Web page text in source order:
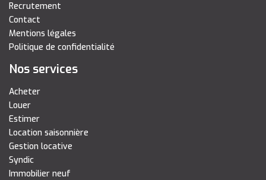
Recrutement
Contact
Mentions légales
Politique de confidentialité
Nos services
Acheter
Louer
Estimer
Location saisonnière
Gestion locative
Syndic
Immobilier neuf